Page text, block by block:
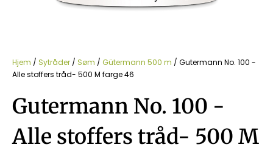
Hjem / Sytråder / Søm / Gütermann 500 m / Gutermann No. 100 -
Alle stoffers tråd- 500 M farge 46
Gutermann No. 100 -
Alle stoffers tråd- 500 M